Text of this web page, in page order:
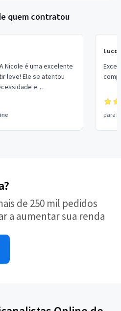
quem contratou
Nicole é uma excelente
leve! Ele se atentou
e
para
de 250 mil pedidos
a aumentar sua renda